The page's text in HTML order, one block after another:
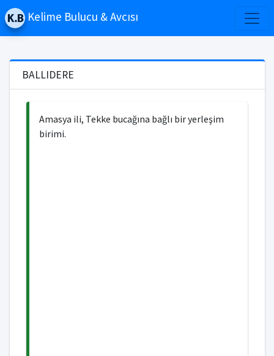
Kelime Bulucu & Avcısı
BALLIDERE
Amasya ili, Tekke bucağına bağlı bir yerleşim
birimi.